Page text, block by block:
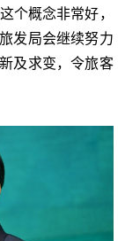
个概念非常好，
发局会继续努力
及求变，令旅客